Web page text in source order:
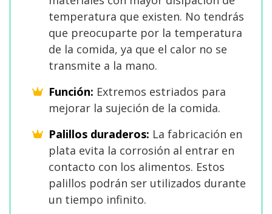
temperatura que existen. No tendrás
que preocuparte por la temperatura
de la comida, ya que el calor no se
transmite a la mano.
Función: Extremos estriados para
mejorar la sujeción de la comida.
Palillos duraderos: La fabricación en
plata evita la corrosión al entrar en
contacto con los alimentos. Estos
palillos podrán ser utilizados durante
un tiempo infinito.